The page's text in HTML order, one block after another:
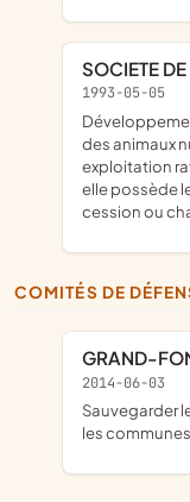
SOCIETE
1993-05-05
développement et protection du gibier, destruction
des animaux
exploitation
elle possède
cession ou
COMITÉS DE
GRAND-
2014-06-03
sauvegarder les étangs de Grand-Fontaine situés sur
les